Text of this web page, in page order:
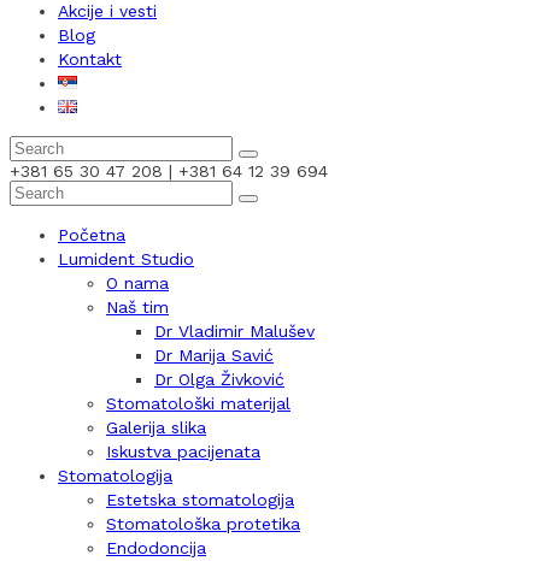
Akcije i vesti
Blog
Kontakt
+381 65 30 47 208 | +381 64 12 39 694
Početna
Lumident Studio
O nama
Naš tim
Dr Vladimir Malušev
Dr Marija Savić
Dr Olga Živković
Stomatološki materijal
Galerija slika
Iskustva pacijenata
Stomatologija
Estetska stomatologija
Stomatološka protetika
Endodoncija